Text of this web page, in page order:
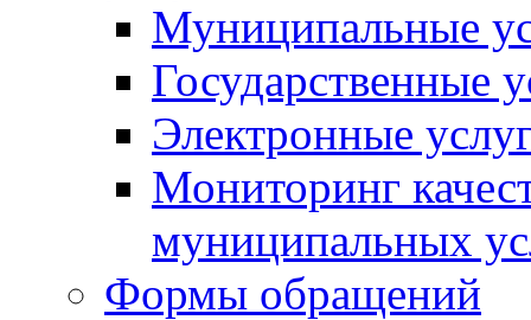
Муниципальные
Государственные
Электронные
Мониторинг
муниципальных
Формы обращений